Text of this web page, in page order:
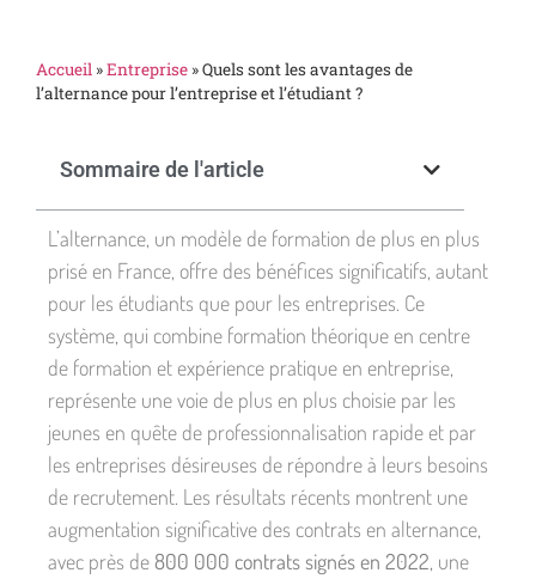
Accueil »Entreprise »Quels sont les avantages de
l’alternance pour l’entreprise et l’étudiant ?
Sommaire de l'article
L’alternance, un modèle de formation de plus en plus
prisé en France, offre des bénéfices significatifs, autant
pour les étudiants que pour les entreprises. Ce
système, qui combine formation théorique en centre
de formation et expérience pratique en entreprise,
représente une voie de plus en plus choisie par les
jeunes en quête de professionnalisation rapide et par
les entreprises désireuses de répondre à leurs besoins
de recrutement. Les résultats récents montrent une
augmentation significative des contrats en alternance,
avec près de800 000 contrats signés en 2022, une